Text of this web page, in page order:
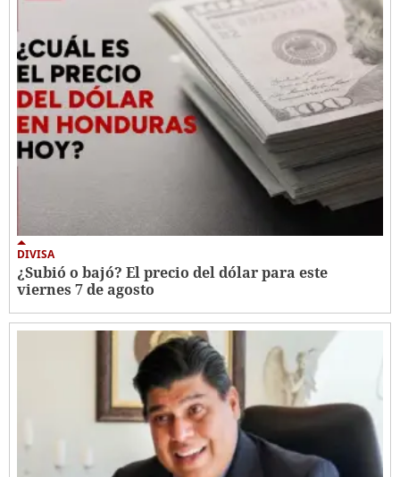
DIVISA
¿Subió o bajó? El precio del dólar para este
viernes 7 de agosto